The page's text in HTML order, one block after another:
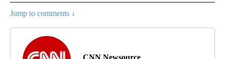
Jump to comments ↓
CNN Newsource